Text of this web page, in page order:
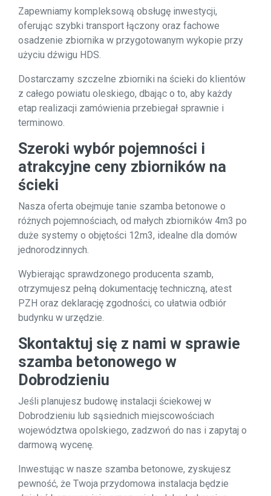
Zapewniamy kompleksową obsługę inwestycji,
oferując szybki transport łączony oraz fachowe
osadzenie zbiornika w przygotowanym wykopie przy
użyciu dźwigu HDS.
Dostarczamy szczelne zbiorniki na ścieki do klientów
z całego powiatu oleskiego, dbając o to, aby każdy
etap realizacji zamówienia przebiegał sprawnie i
terminowo.
Szeroki wybór pojemności i
atrakcyjne ceny zbiorników na
ścieki
Nasza oferta obejmuje tanie szamba betonowe o
różnych pojemnościach, od małych zbiorników 4m3 po
duże systemy o objętości 12m3, idealne dla domów
jednorodzinnych.
Wybierając sprawdzonego producenta szamb,
otrzymujesz pełną dokumentację techniczną, atest
PZH oraz deklarację zgodności, co ułatwia odbiór
budynku w urzędzie.
Skontaktuj się z nami w sprawie
szamba betonowego w
Dobrodzieniu
Jeśli planujesz budowę instalacji ściekowej w
Dobrodzieniu lub sąsiednich miejscowościach
województwa opolskiego, zadzwoń do nas i zapytaj o
darmową wycenę.
Inwestując w nasze szamba betonowe, zyskujesz
pewność, że Twoja przydomowa instalacja będzie